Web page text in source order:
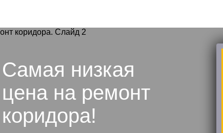
Самая низкая
цена на ремонт
коридора!